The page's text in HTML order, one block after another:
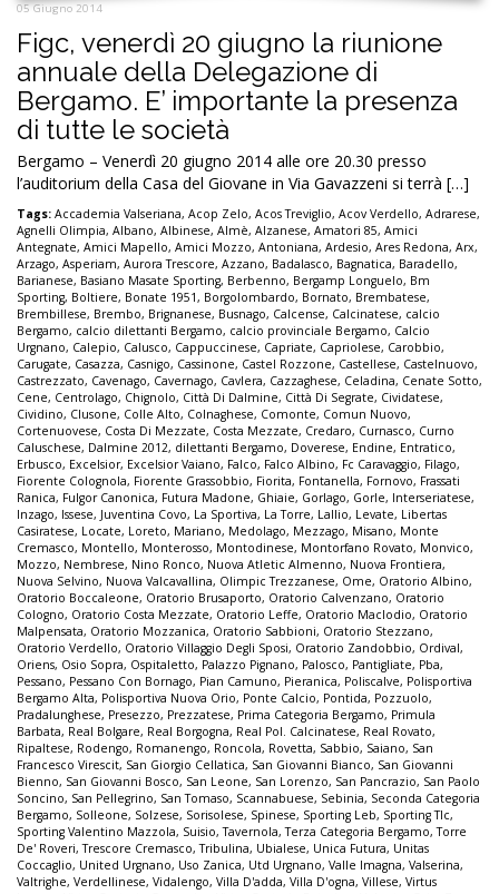
05 Giugno 2014
Figc, venerdì 20 giugno la riunione
annuale della Delegazione di
Bergamo. E’ importante la presenza
di tutte le società
Bergamo – Venerdì 20 giugno 2014 alle ore 20.30 presso
l’auditorium della Casa del Giovane in Via Gavazzeni si terrà […]
Tags: Accademia Valseriana, Acop Zelo, Acos Treviglio, Acov Verdello, Adrarese,
Agnelli Olimpia, Albano, Albinese, Almè, Alzanese, Amatori 85, Amici
Antegnate, Amici Mapello, Amici Mozzo, Antoniana, Ardesio, Ares Redona, Arx,
Arzago, Asperiam, Aurora Trescore, Azzano, Badalasco, Bagnatica, Baradello,
Barianese, Basiano Masate Sporting, Berbenno, Bergamp Longuelo, Bm
Sporting, Boltiere, Bonate 1951, Borgolombardo, Bornato, Brembatese,
Brembillese, Brembo, Brignanese, Busnago, Calcense, Calcinatese, calcio
Bergamo, calcio dilettanti Bergamo, calcio provinciale Bergamo, Calcio
Urgnano, Calepio, Calusco, Cappuccinese, Capriate, Capriolese, Carobbio,
Carugate, Casazza, Casnigo, Cassinone, Castel Rozzone, Castellese, Castelnuovo,
Castrezzato, Cavenago, Cavernago, Cavlera, Cazzaghese, Celadina, Cenate Sotto,
Cene, Centrolago, Chignolo, Città Di Dalmine, Città Di Segrate, Cividatese,
Cividino, Clusone, Colle Alto, Colnaghese, Comonte, Comun Nuovo,
Cortenuovese, Costa Di Mezzate, Costa Mezzate, Credaro, Curnasco, Curno
Caluschese, Dalmine 2012, dilettanti Bergamo, Doverese, Endine, Entratico,
Erbusco, Excelsior, Excelsior Vaiano, Falco, Falco Albino, Fc Caravaggio, Filago,
Fiorente Colognola, Fiorente Grassobbio, Fiorita, Fontanella, Fornovo, Frassati
Ranica, Fulgor Canonica, Futura Madone, Ghiaie, Gorlago, Gorle, Interseriatese,
Inzago, Issese, Juventina Covo, La Sportiva, La Torre, Lallio, Levate, Libertas
Casiratese, Locate, Loreto, Mariano, Medolago, Mezzago, Misano, Monte
Cremasco, Montello, Monterosso, Montodinese, Montorfano Rovato, Monvico,
Mozzo, Nembrese, Nino Ronco, Nuova Atletic Almenno, Nuova Frontiera,
Nuova Selvino, Nuova Valcavallina, Olimpic Trezzanese, Ome, Oratorio Albino,
Oratorio Boccaleone, Oratorio Brusaporto, Oratorio Calvenzano, Oratorio
Cologno, Oratorio Costa Mezzate, Oratorio Leffe, Oratorio Maclodio, Oratorio
Malpensata, Oratorio Mozzanica, Oratorio Sabbioni, Oratorio Stezzano,
Oratorio Verdello, Oratorio Villaggio Degli Sposi, Oratorio Zandobbio, Ordival,
Oriens, Osio Sopra, Ospitaletto, Palazzo Pignano, Palosco, Pantigliate, Pba,
Pessano, Pessano Con Bornago, Pian Camuno, Pieranica, Poliscalve, Polisportiva
Bergamo Alta, Polisportiva Nuova Orio, Ponte Calcio, Pontida, Pozzuolo,
Pradalunghese, Presezzo, Prezzatese, Prima Categoria Bergamo, Primula
Barbata, Real Bolgare, Real Borgogna, Real Pol. Calcinatese, Real Rovato,
Ripaltese, Rodengo, Romanengo, Roncola, Rovetta, Sabbio, Saiano, San
Francesco Virescit, San Giorgio Cellatica, San Giovanni Bianco, San Giovanni
Bienno, San Giovanni Bosco, San Leone, San Lorenzo, San Pancrazio, San Paolo
Soncino, San Pellegrino, San Tomaso, Scannabuese, Sebinia, Seconda Categoria
Bergamo, Solleone, Solzese, Sorisolese, Spinese, Sporting Leb, Sporting Tlc,
Sporting Valentino Mazzola, Suisio,Tavernola,Terza Categoria Bergamo,Torre
De' Roveri,Trescore Cremasco,Tribulina, Ubialese, Unica Futura, Unitas
Coccaglio, United Urgnano, Uso Zanica, Utd Urgnano, Valle Imagna, Valserina,
Valtrighe, Verdellinese, Vidalengo, Villa D'adda, Villa D'ogna, Villese, Virtus